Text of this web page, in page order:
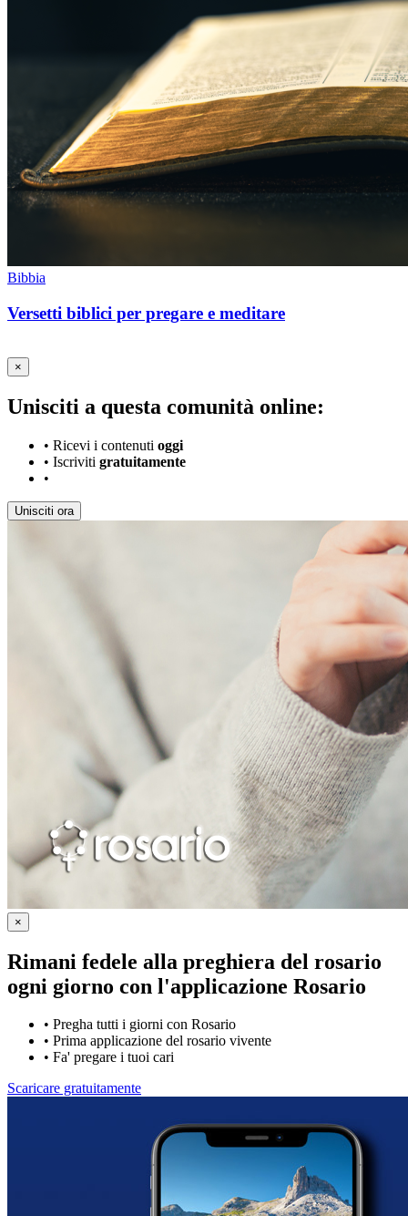
Bibbia
Versetti biblici per pregare e meditare
×
Unisciti a questa comunità online:
• Ricevi i contenuti oggi
• Iscriviti gratuitamente
•
Unisciti ora
×
Rimani fedele alla preghiera del rosario
ogni giorno con l'applicazione Rosario
• Pregha tutti i giorni con Rosario
• Prima applicazione del rosario vivente
• Fa' pregare i tuoi cari
Scaricare gratuitamente